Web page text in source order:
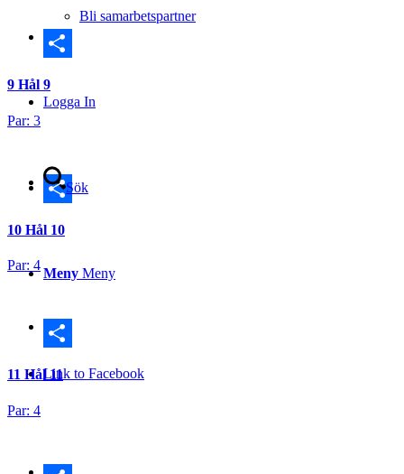
Bli samarbetspartner
Logga In
Sök
Meny Meny
Link to Facebook
9 Hål 9
Par: 3
10 Hål 10
Par: 4
11 Hål 11
Par: 4